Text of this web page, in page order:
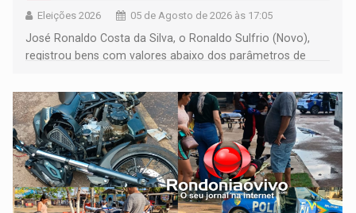
Eleições 2026 05 de Agosto de 2026 às 17:05
José Ronaldo Costa da Silva, o Ronaldo Sulfrio (Novo),
registrou bens com valores abaixo dos parâmetros de
milhões